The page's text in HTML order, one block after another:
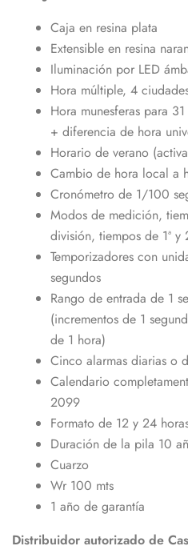
Caja en resina plata
Extensible en resina
Iluminación por LED
Hora múltiple, 4
Hora munesferas para
+ diferencia de hora
Horario de verano
Cambio de hora local a
Cronómetro de 1/100
Modos de medición,
división, tiempos de 1ª y
Temporizadores con
segundos
Rango de entrada de 1
(incrementos de 1
de 1 hora)
Cinco alarmas diarias o
Calendario
2099
Formato de 12 y 24
Duración de la pila 10
Cuarzo
Wr 100 mts
1 año de garantía
Distribuidor autorizado de